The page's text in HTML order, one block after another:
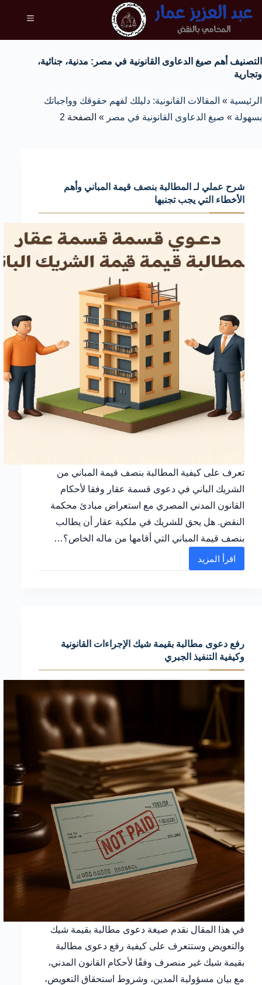
التصنيف أهم صيغ الدعاوى القانونية في مصر: مدنية، جنائية،
وتجارية
الرئيسية » المقالات القانونية: دليلك لفهم حقوقك وواجباتك
بسهولة » صيغ الدعاوى القانونية في مصر » الصفحة 2
شرح عملي لـ المطالبة بنصف قيمة المباني وأهم
الأخطاء التي يجب تجنبها
تعرف على كيفية المطالبة بنصف قيمة المباني من
الشريك الباني في دعوى قسمة عقار وفقا لأحكام
القانون المدني المصري مع استعراض مبادئ محكمة
النقض. هل يحق للشريك في ملكية عقار أن يطالب
بنصف قيمة المباني التي أقامها من ماله الخاص؟…
اقرأ المزيد
شرح
قيمة
المباني
التي
يجب
تجنبها
رفع دعوى مطالبة بقيمة شيك الإجراءات القانونية
وكيفية التنفيذ الجبري
في هذا المقال نقدم صيغة دعوى مطالبة بقيمة شيك
والتعويض وستتعرف على كيفية رفع دعوى مطالبة
بقيمة شيك غير منصرف وفقًا لأحكام القانون المدني،
مع بيان مسؤولية المدين، وشروط استحقاق التعويض،